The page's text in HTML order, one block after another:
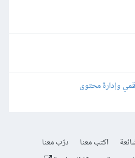
وإدارة محتوى
اكتب معنا
درّب معنا